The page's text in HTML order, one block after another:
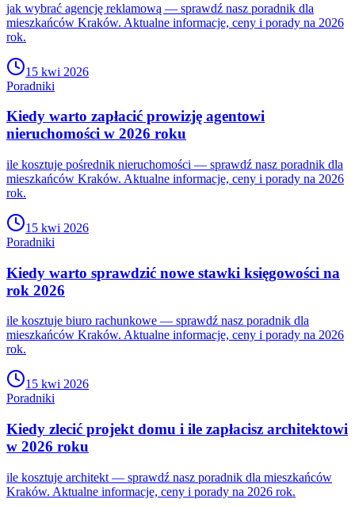
jak wybrać agencję reklamową — sprawdź nasz poradnik dla
mieszkańców Kraków. Aktualne informacje, ceny i porady na 2026
rok.
15 kwi 2026
Poradniki
Kiedy warto zapłacić prowizję agentowi
nieruchomości w 2026 roku
ile kosztuje pośrednik nieruchomości — sprawdź nasz poradnik dla
mieszkańców Kraków. Aktualne informacje, ceny i porady na 2026
rok.
15 kwi 2026
Poradniki
Kiedy warto sprawdzić nowe stawki księgowości na
rok 2026
ile kosztuje biuro rachunkowe — sprawdź nasz poradnik dla
mieszkańców Kraków. Aktualne informacje, ceny i porady na 2026
rok.
15 kwi 2026
Poradniki
Kiedy zlecić projekt domu i ile zapłacisz architektowi
w 2026 roku
ile kosztuje architekt — sprawdź nasz poradnik dla mieszkańców
Kraków. Aktualne informacje, ceny i porady na 2026 rok.